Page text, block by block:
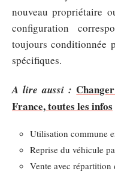
nouveau propriétaire
configuration
toujours conditionnée
spécifiques.
A lire aussi :
France, toutes les infos
Utilisation commune
Reprise du véhicule
Vente avec